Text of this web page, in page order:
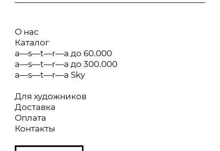
О нас
Каталог
a—s—t—r—a до 60.000
a—s—t—r—a до 300.000
a—s—t—r—a Sky
Для художников
Доставка
Оплата
Контакты